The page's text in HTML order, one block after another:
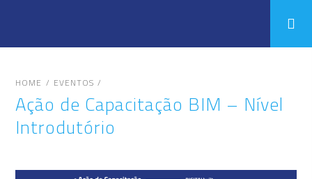
HOME / EVENTOS /
Ação de Capacitação BIM – Nível
Introdutório